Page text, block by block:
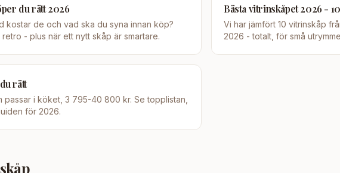
du rätt 2026
kostar de och vad ska du syna innan köp?
- plus när ett nytt skåp är smartare.
Bästa vitrinskåpet 2026 -
Vi har jämfört 10 vitrinskåp
2026 - totalt, för små
rätt
passar i köket, 3 795-40 800 kr. Se topplistan,
för 2026.